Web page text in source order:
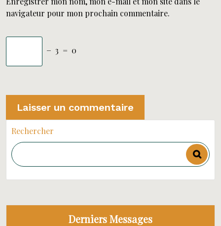
navigateur pour mon prochain commentaire.
− 3 = 0
Rechercher
Derniers Messages